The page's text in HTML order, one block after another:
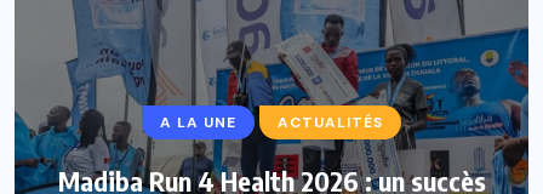
A LA UNE ACTUALITÉS
Madiba Run 4 Health 2026 : un succès